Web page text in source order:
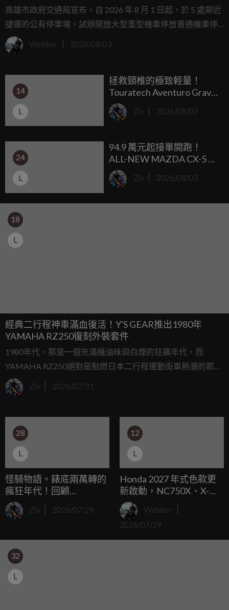
高雄市政府交通局宣布，自 2026 年 8 月 1 日起，於 5 處鄰近
捷運的公有停車場，試辦開放大型重型機車停放普通機車停
車格
Webber 2026/08/03
14
L
拯救頸椎的極致輕量！
Touratech Aventuro Gravel
Carbon 頂級探險帽登場，
1500克羽量級身段售價
Ziv 2026/08/03
24
L
94.9 萬元起接單開跑！
ALL-NEW MAZDA CX-5 限
時升級 5 年保固，8 月全車
系專屬購車方案登場。
Ziv 2026/08/03
18
L
經典二行程神車滿血復活！Y'S GEAR推出1980年
YAMAHA RZ250復刻外裝套件
1980年代，那是一個充滿機油味與白煙的狂飆年代，而
YAMAHA RZ250絕對是點燃日本二行程運動街車熱潮的那根
重要火柴，時隔四十多年，當年的神車如今大多面臨零件斷
料的窘境，不過別擔心，專屬YAMAHA的改裝升級品牌Y'S
Ziv 2026/07/31
28
L
怪騎物語。錶底兩萬轉的
瘋狂年代！回顧
YAMAHA FZR250R 的
250c.c. 四缸仿賽進化史
Ziv 2026/07/29
12
L
Honda 2027 年式色款更
新啟動，NC750X、X-
ADV、Forza 750 率先登
場
Webber
2026/07/29
32
L